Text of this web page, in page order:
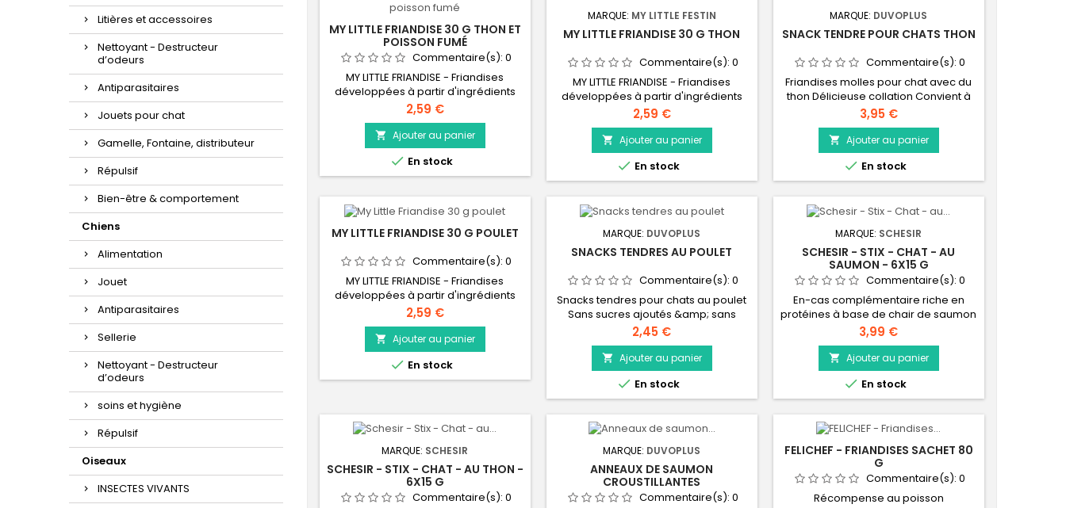
Litières et accessoires
Nettoyant - Destructeur
d’odeurs
Antiparasitaires
Jouets pour chat
Gamelle, Fontaine, distributeur
Répulsif
Bien-être & comportement
Chiens
Alimentation
Jouet
Antiparasitaires
Sellerie
Nettoyant - Destructeur
d’odeurs
soins et hygiène
Répulsif
Oiseaux
INSECTES VIVANTS
MY LITTLE FRIANDISE 30 G THON ET
POISSON FUMÉ
Commentaire(s):0
MY LITTLE FRIANDISE - Friandises
développées à partir d'ingrédients
naturels minutieusement
sélectionnés pour leurs bienfaits
nutritionnels. Au thon sauvage et au
poisson fumé.
Prix
2,59 €
 Ajouter au panier
 En stock
MARQUE: MY LITTLE FESTIN
MY LITTLE FRIANDISE 30 G THON
Commentaire(s):0
MY LITTLE FRIANDISE - Friandises
développées à partir d'ingrédients
naturels minutieusement
sélectionnés pour leurs bienfaits
nutritionnels. Au thon sauvage.
Prix
2,59 €
 Ajouter au panier
 En stock
MARQUE: DUVOPLUS
SNACK TENDRE POUR CHATS THON
Commentaire(s):0
Friandises molles pour chat avec du
thon Délicieuse collation Convient à
toutes les races Avec des matières
premières naturelles Dans un pot
refermable pratique
Prix
3,95 €
 Ajouter au panier
 En stock
MY LITTLE FRIANDISE 30 G POULET
Commentaire(s):0
MY LITTLE FRIANDISE - Friandises
développées à partir d'ingrédients
naturels minutieusement
sélectionnés pour leurs bienfaits
nutritionnels. Filet de poulet.
Prix
2,59 €
 Ajouter au panier
 En stock
MARQUE: DUVOPLUS
SNACKS TENDRES AU POULET
Commentaire(s):0
Snacks tendres pour chats au poulet
Sans sucres ajoutés &amp; sans
arômes artificiels Riche en protéines
animales : bonne digestibilité
Délicieux en-cas Avec de la Vitamine
E : maintient un système immunitaire
sain
Prix
2,45 €
 Ajouter au panier
 En stock
MARQUE: SCHESIR
SCHESIR - STIX - CHAT - AU
SAUMON - 6X15 G
Commentaire(s):0
En-cas complémentaire riche en
protéines à base de chair de saumon
et de maquereau dans une mousse
crémeuse.
Prix
3,99 €
 Ajouter au panier
 En stock
MARQUE: SCHESIR
SCHESIR - STIX - CHAT - AU THON -
6X15 G
Commentaire(s):0
MARQUE: DUVOPLUS
ANNEAUX DE SAUMON
CROUSTILLANTES
Commentaire(s):0
FELICHEF - FRIANDISES SACHET 80
G
Commentaire(s):0
Récompense au poisson